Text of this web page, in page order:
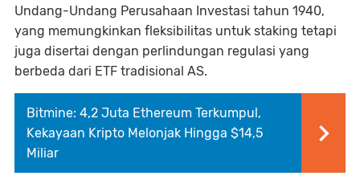
Undang-Undang Perusahaan Investasi tahun 1940,
yang memungkinkan fleksibilitas untuk staking tetapi
juga disertai dengan perlindungan regulasi yang
berbeda dari ETF tradisional AS.
Bitmine: 4,2 Juta Ethereum Terkumpul,
Kekayaan Kripto Melonjak Hingga $14,5
Miliar